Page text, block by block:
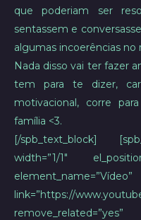
que poderiam ser
sentassem e
algumas incoerências no
Nada disso vai ter fazer
tem para te dizer,
motivacional, corre
família <3.
[/spb_text_block]
width=”1/1″
element_name=”Vídeo”
link=”https://
remove_related=”yes”